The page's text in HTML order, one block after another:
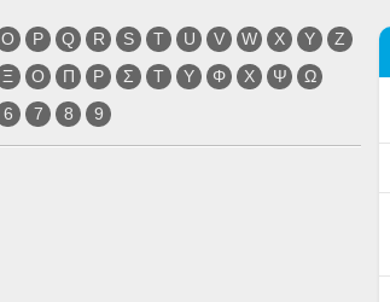
O P Q R S T U V W X Y
Z
Ξ Ο Π Ρ Σ Τ Υ Φ Χ Ψ
Ω
6 7 8 9